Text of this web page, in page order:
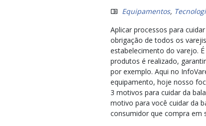
Equipamentos,
Aplicar processos para
obrigação de todos os
estabelecimento do varejo.
produtos é realizado,
por exemplo. Aqui no
equipamento, hoje nosso
3 motivos para cuidar da
motivo para você cuidar da
consumidor que compra em